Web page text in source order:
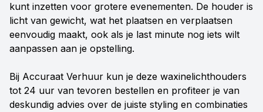
kunt inzetten voor grotere evenementen. De houder is
licht van gewicht, wat het plaatsen en verplaatsen
eenvoudig maakt, ook als je last minute nog iets wilt
aanpassen aan je opstelling.
Bij Accuraat Verhuur kun je deze waxinelichthouders
tot 24 uur van tevoren bestellen en profiteer je van
deskundig advies over de juiste styling en combinaties